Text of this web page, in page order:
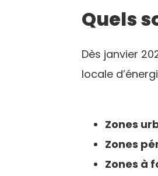
Quels
Dès janvier
locale
Zones
Zones
Zones à